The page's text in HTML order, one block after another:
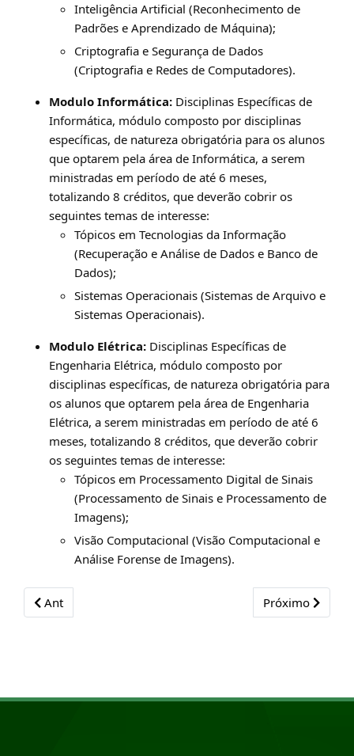
Inteligência Artificial (Reconhecimento de
Padrões e Aprendizado de Máquina);
Criptografia e Segurança de Dados
(Criptografia e Redes de Computadores).
Modulo Informática: Disciplinas Específicas de
Informática, módulo composto por disciplinas
específicas, de natureza obrigatória para os alunos
que optarem pela área de Informática, a serem
ministradas em período de até 6 meses,
totalizando 8 créditos, que deverão cobrir os
seguintes temas de interesse:
Tópicos em Tecnologias da Informação
(Recuperação e Análise de Dados e Banco de
Dados);
Sistemas Operacionais (Sistemas de Arquivo e
Sistemas Operacionais).
Modulo Elétrica: Disciplinas Específicas de
Engenharia Elétrica, módulo composto por
disciplinas específicas, de natureza obrigatória para
os alunos que optarem pela área de Engenharia
Elétrica, a serem ministradas em período de até 6
meses, totalizando 8 créditos, que deverão cobrir
os seguintes temas de interesse:
Tópicos em Processamento Digital de Sinais
(Processamento de Sinais e Processamento de
Imagens);
Visão Computacional (Visão Computacional e
Análise Forense de Imagens).
Previous article: Mestrado Profissional - Publicações
Ant Next article:
Próximo